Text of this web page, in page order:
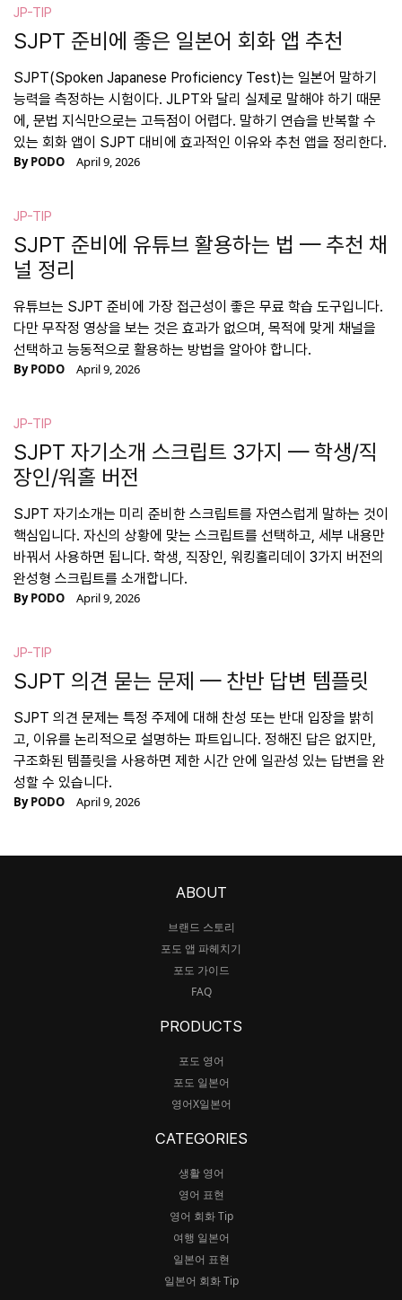
JP-TIP
SJPT 준비에 좋은 일본어 회화 앱 추천
SJPT(Spoken Japanese Proficiency Test)는 일본어 말하기
능력을 측정하는 시험이다. JLPT와 달리 실제로 말해야 하기 때문
에, 문법 지식만으로는 고득점이 어렵다. 말하기 연습을 반복할 수
있는 회화 앱이 SJPT 대비에 효과적인 이유와 추천 앱을 정리한다.
ByPODO April 9, 2026
JP-TIP
SJPT 준비에 유튜브 활용하는 법 — 추천 채
널 정리
유튜브는 SJPT 준비에 가장 접근성이 좋은 무료 학습 도구입니다.
다만 무작정 영상을 보는 것은 효과가 없으며, 목적에 맞게 채널을
선택하고 능동적으로 활용하는 방법을 알아야 합니다.
ByPODO April 9, 2026
JP-TIP
SJPT 자기소개 스크립트 3가지 — 학생/직
장인/워홀 버전
SJPT 자기소개는 미리 준비한 스크립트를 자연스럽게 말하는 것이
핵심입니다. 자신의 상황에 맞는 스크립트를 선택하고, 세부 내용만
바꿔서 사용하면 됩니다. 학생, 직장인, 워킹홀리데이 3가지 버전의
완성형 스크립트를 소개합니다.
ByPODO April 9, 2026
JP-TIP
SJPT 의견 묻는 문제 — 찬반 답변 템플릿
SJPT 의견 문제는 특정 주제에 대해 찬성 또는 반대 입장을 밝히
고, 이유를 논리적으로 설명하는 파트입니다. 정해진 답은 없지만,
구조화된 템플릿을 사용하면 제한 시간 안에 일관성 있는 답변을 완
성할 수 있습니다.
ByPODO April 9, 2026
ABOUT
브랜드 스토리
포도 앱 파헤치기
포도 가이드
FAQ
PRODUCTS
포도 영어
포도 일본어
영어X일본어
CATEGORIES
생활 영어
영어 표현
영어 회화 Tip
여행 일본어
일본어 표현
일본어 회화 Tip